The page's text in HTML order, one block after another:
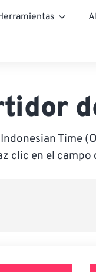
Time
clic en el